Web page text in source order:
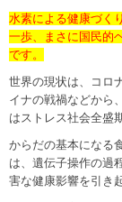
水素による健康づく
一歩、まさに国民的
です。
世界の現状は、コロ
イナの戦禍などから
はストレス社会全盛
からだの基本になる
は、遺伝子操作の過
害な健康影響を引き